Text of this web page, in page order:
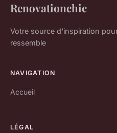
Renovationchic
Votre source d'inspiration
ressemble
NAVIGATION
Accueil
LÉGAL